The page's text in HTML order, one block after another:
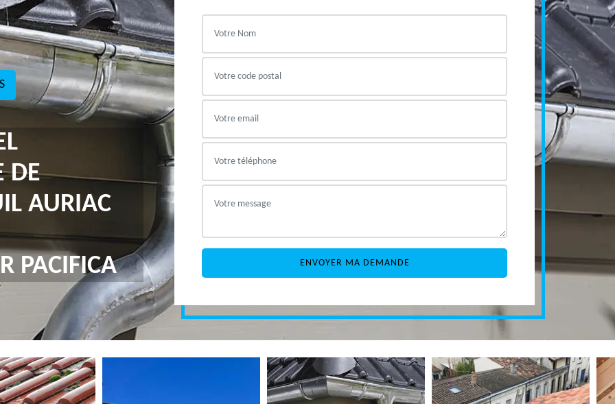
DE
AURIAC
PACIFICA